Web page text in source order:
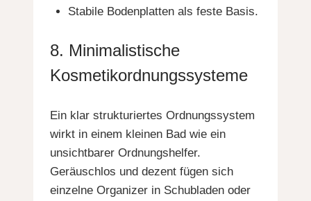
Stabile Bodenplatten als feste Basis.
8. Minimalistische
Kosmetikordnungssysteme
Ein klar strukturiertes Ordnungssystem
wirkt in einem kleinen Bad wie ein
unsichtbarer Ordnungshelfer.
Geräuschlos und dezent fügen sich
einzelne Organizer in Schubladen oder